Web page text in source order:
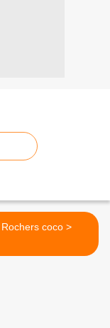
Les Rochers coco >